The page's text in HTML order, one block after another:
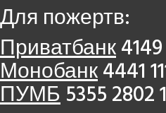
Для пожертв:
Приватбанк
Монобанк4441
ПУМБ5355 2802